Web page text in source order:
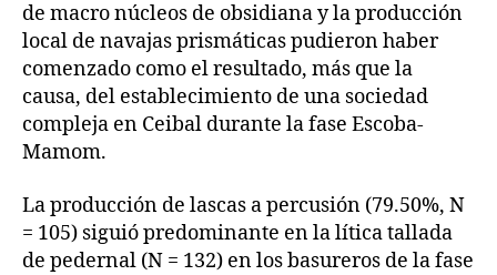
de macro núcleos de obsidiana y la producción
local de navajas prismáticas pudieron haber
comenzado como el resultado, más que la
causa, del establecimiento de una sociedad
compleja en Ceibal durante la fase Escoba-
Mamom.
La producción de lascas a percusión (79.50%, N
= 105) siguió predominante en la lítica tallada
de pedernal (N = 132) en los basureros de la fase